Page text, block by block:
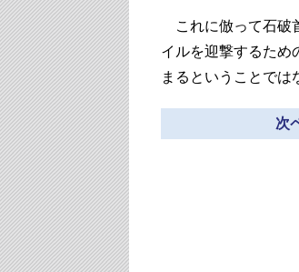
これに倣って石破
イルを迎撃するため
まるということでは
次